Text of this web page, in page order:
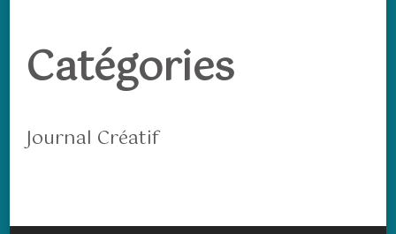
Catégories
Journal Créatif